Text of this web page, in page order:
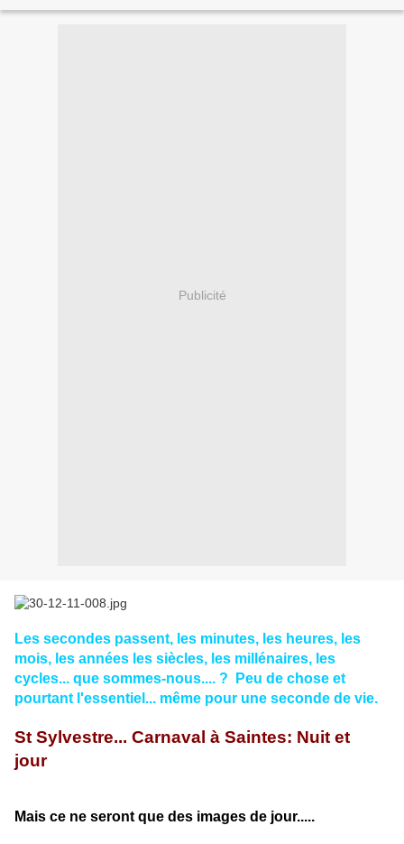
Publicité
Les secondes passent, les minutes, les heures, les
mois, les années les siècles, les millénaires, les
cycles... que sommes-nous.... ? Peu de chose et
pourtant l'essentiel... même pour une seconde de vie.
St Sylvestre... Carnaval à Saintes: Nuit et
jour
Mais ce ne seront que des images de jour.....